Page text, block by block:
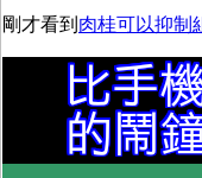
剛才看到 肉桂可以抑制